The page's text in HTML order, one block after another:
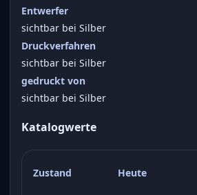
Entwerfer
sichtbar bei Silber
Druckverfahren
sichtbar bei Silber
gedruckt von
sichtbar bei Silber
Katalogwerte
Zustand Heute